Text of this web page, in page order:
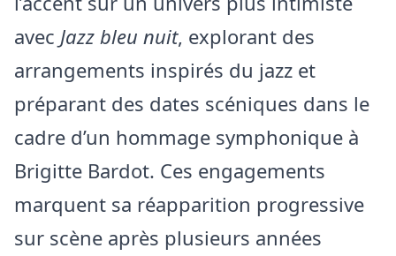
avec Jazz bleu nuit, explorant des
arrangements inspirés du jazz et
préparant des dates scéniques dans le
cadre d’un hommage symphonique à
Brigitte Bardot. Ces engagements
marquent sa réapparition progressive
sur scène après plusieurs années